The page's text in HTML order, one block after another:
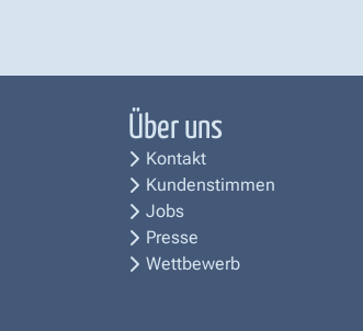
Über uns
Kontakt
Kundenstimmen
Jobs
Presse
Wettbewerb